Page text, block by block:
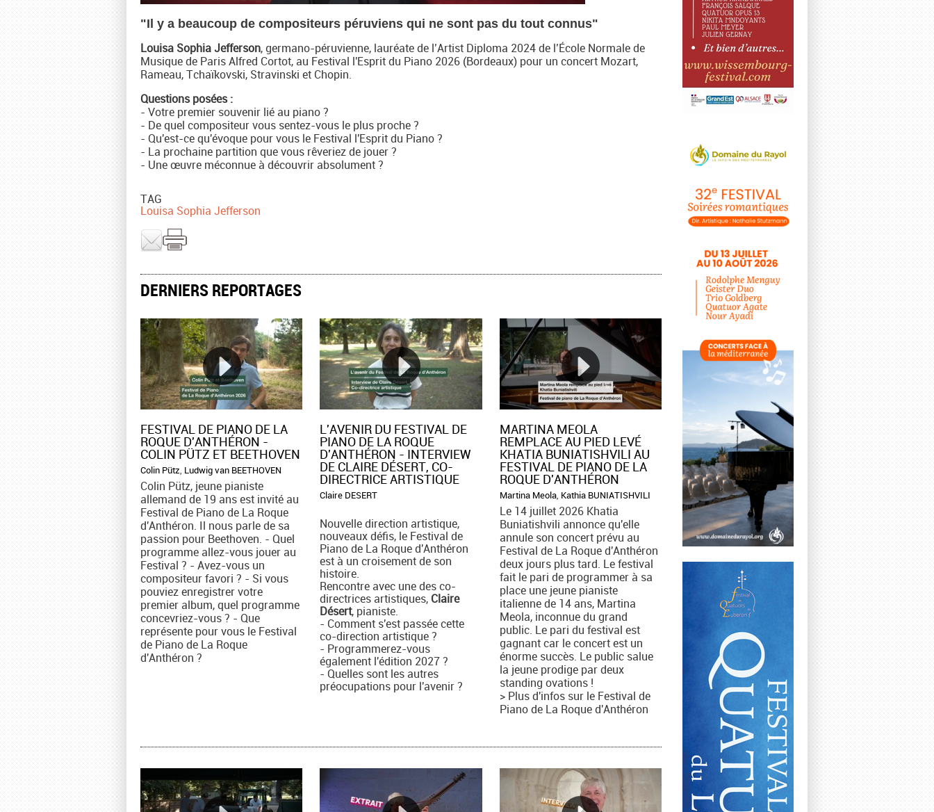
"Il y a beaucoup de compositeurs péruviens qui ne sont pas du tout connus"
Louisa Sophia Jefferson, germano-péruvienne, lauréate de l’Artist Diploma 2024 de l’École Normale de
Musique de Paris Alfred Cortot, au Festival l'Esprit du Piano 2026 (Bordeaux) pour un concert Mozart,
Rameau, Tchaïkovski, Stravinski et Chopin.
Questions posées :
- Votre premier souvenir lié au piano ?
- De quel compositeur vous sentez-vous le plus proche ?
- Qu'est-ce qu'évoque pour vous le Festival l'Esprit du Piano ?
- La prochaine partition que vous rêveriez de jouer ?
- Une œuvre méconnue à découvrir absolument ?
TAG
Louisa Sophia Jefferson
DERNIERS REPORTAGES
FESTIVAL DE PIANO DE LA
ROQUE D'ANTHÉRON -
COLIN PÜTZ ET BEETHOVEN
Colin Pütz, Ludwig van BEETHOVEN
Colin Pütz, jeune pianiste
allemand de 19 ans est invité au
Festival de Piano de La Roque
d'Anthéron. Il nous parle de sa
passion pour Beethoven. - Quel
programme allez-vous jouer au
Festival ? - Avez-vous un
compositeur favori ? - Si vous
pouviez enregistrer votre
premier album, quel programme
concevriez-vous ? - Que
représente pour vous le Festival
de Piano de La Roque
d'Anthéron ?
L'AVENIR DU FESTIVAL DE
PIANO DE LA ROQUE
D'ANTHÉRON - INTERVIEW
DE CLAIRE DÉSERT, CO-
DIRECTRICE ARTISTIQUE
Claire DESERT
Nouvelle direction artistique,
nouveaux défis, le Festival de
Piano de La Roque d'Anthéron
est à un croisement de son
histoire.
Rencontre avec une des co-
directrices artistiques, Claire
Désert, pianiste.
- Comment s'est passée cette
co-direction artistique ?
- Programmerez-vous
également l'édition 2027 ?
- Quelles sont les autres
préocupations pour l'avenir ?
MARTINA MEOLA
REMPLACE AU PIED LEVÉ
KHATIA BUNIATISHVILI AU
FESTIVAL DE PIANO DE LA
ROQUE D'ANTHÉRON
Martina Meola, Kathia BUNIATISHVILI
Le 14 juillet 2026 Khatia
Buniatishvili annonce qu'elle
annule son concert prévu au
Festival de La Roque d'Anthéron
deux jours plus tard. Le festival
fait le pari de programmer à sa
place une jeune pianiste
italienne de 14 ans, Martina
Meola, inconnue du grand
public. Le pari du festival est
gagnant car le concert est un
énorme succès. Le public salue
la jeune prodige par deux
standing ovations !
> Plus d'infos sur le Festival de
Piano de La Roque d'Anthéron